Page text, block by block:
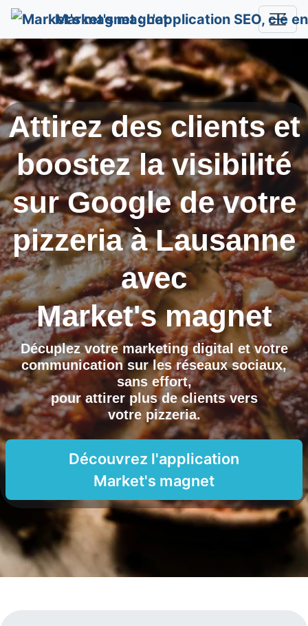
Market's magnet
Attirez des clients et
boostez la visibilité
sur Google de votre
pizzeria àLausanne
avec
Market's magnet
Décuplez votre marketing digital et votre
communication sur les réseaux sociaux,
sans effort,
pour attirer plus de clients vers
votre pizzeria.
Découvrez l'application
Market's magnet